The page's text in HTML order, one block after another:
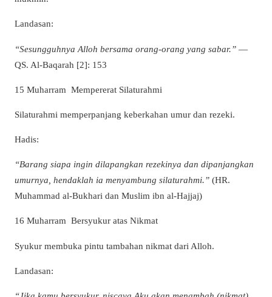
Landasan:
“Sesungguhnya Alloh bersama orang-orang yang sabar.” —
QS. Al-Baqarah [2]: 153
15 Muharram Mempererat Silaturahmi
Silaturahmi memperpanjang keberkahan umur dan rezeki.
Hadis:
“Barang siapa ingin dilapangkan rezekinya dan dipanjangkan
umurnya, hendaklah ia menyambung silaturahmi.” (HR.
Muhammad al-Bukhari dan Muslim ibn al-Hajjaj)
16 Muharram Bersyukur atas Nikmat
Syukur membuka pintu tambahan nikmat dari Alloh.
Landasan: